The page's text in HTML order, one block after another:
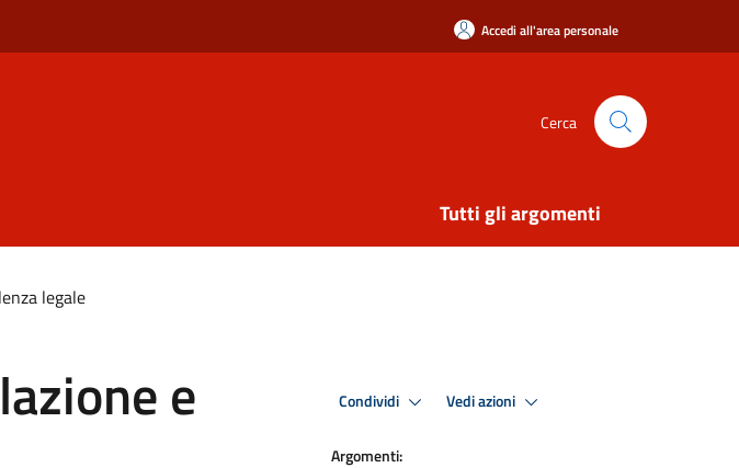
Accedi all'area personale
Cerca
Tutti gli argomenti
legale
e Condividi Vedi azioni
Argomenti: